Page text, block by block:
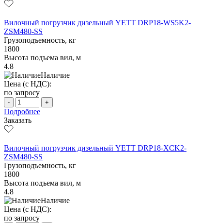
Вилочный погрузчик дизельный YETT DRP18-WS5K2-
ZSM480-SS
Грузоподъемность, кг
1800
Высота подъема вил, м
4.8
Наличие
Цена (с НДС):
по запросу
- +
Подробнее
Заказать
Вилочный погрузчик дизельный YETT DRP18-XCK2-
ZSM480-SS
Грузоподъемность, кг
1800
Высота подъема вил, м
4.8
Наличие
Цена (с НДС):
по запросу